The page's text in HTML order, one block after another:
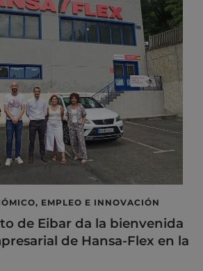
EMPLEO E INNOVACIÓN
de Eibar da la bienvenida
de Hansa-Flex en la